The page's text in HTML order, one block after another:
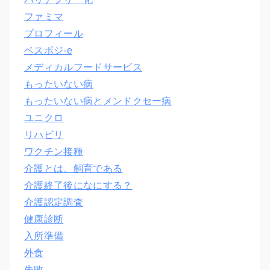
ファミマ
プロフィール
ベスポジ-e
メディカルフードサービス
もったいない病
もったいない病とメンドクセー病
ユニクロ
リハビリ
ワクチン接種
介護とは、飼育である
介護終了後になにする？
介護認定調査
健康診断
入所準備
外食